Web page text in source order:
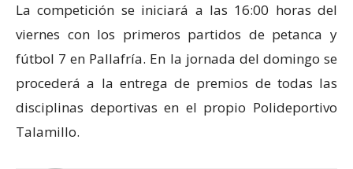
La competición se iniciará a las 16:00 horas del
viernes con los primeros partidos de petanca y
fútbol 7 en Pallafría. En la jornada del domingo se
procederá a la entrega de premios de todas las
disciplinas deportivas en el propio Polideportivo
Talamillo.